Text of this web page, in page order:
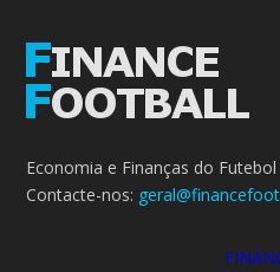
Economia e Finanças do
Contacte-nos: